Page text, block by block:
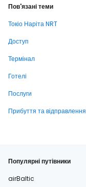
Пов'язані теми
Токіо Наріта NRT
Доступ
Термінал
Готелі
Послуги
Прибуття та відправлення
Популярні путівники
airBaltic